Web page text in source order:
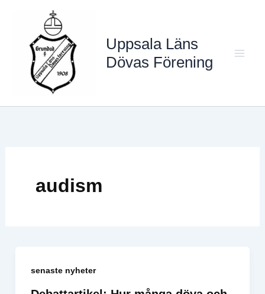
innehåll
Uppsala Läns
Dövas Förening
audism
senaste nyheter